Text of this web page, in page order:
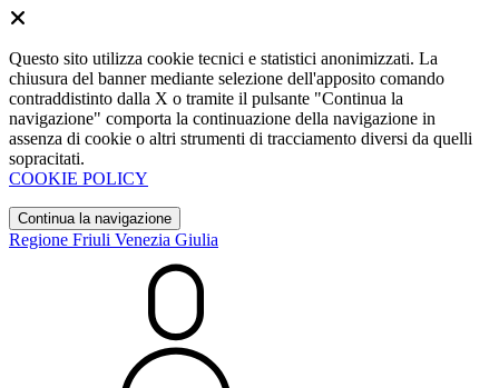
Questo sito utilizza cookie tecnici e statistici anonimizzati. La
chiusura del banner mediante selezione dell'apposito comando
contraddistinto dalla X o tramite il pulsante "Continua la
navigazione" comporta la continuazione della navigazione in
assenza di cookie o altri strumenti di tracciamento diversi da quelli
sopracitati.
COOKIE POLICY
Continua la navigazione
Regione Friuli Venezia Giulia